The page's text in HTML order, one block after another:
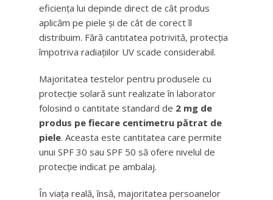
eficiența lui depinde direct de cât produs
aplicăm pe piele și de cât de corect îl
distribuim. Fără cantitatea potrivită, protecția
împotriva radiațiilor UV scade considerabil.
Majoritatea testelor pentru produsele cu
protecție solară sunt realizate în laborator
folosind o cantitate standard de 2 mg de
produs pe fiecare centimetru pătrat de
piele. Aceasta este cantitatea care permite
unui SPF 30 sau SPF 50 să ofere nivelul de
protecție indicat pe ambalaj.
În viața reală, însă, majoritatea persoanelor